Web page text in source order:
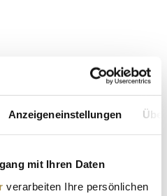
Anzeigeneinstellungen
mit Ihren Daten
verarbeiten Ihre persönlichen